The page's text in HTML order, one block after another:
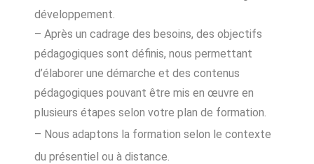
développement.
– Après un cadrage des besoins, des objectifs
pédagogiques sont définis, nous permettant
d’élaborer une démarche et des contenus
pédagogiques pouvant être mis en œuvre en
plusieurs étapes selon votre plan de formation.
– Nous adaptons la formation selon le contexte
du présentiel ou à distance.